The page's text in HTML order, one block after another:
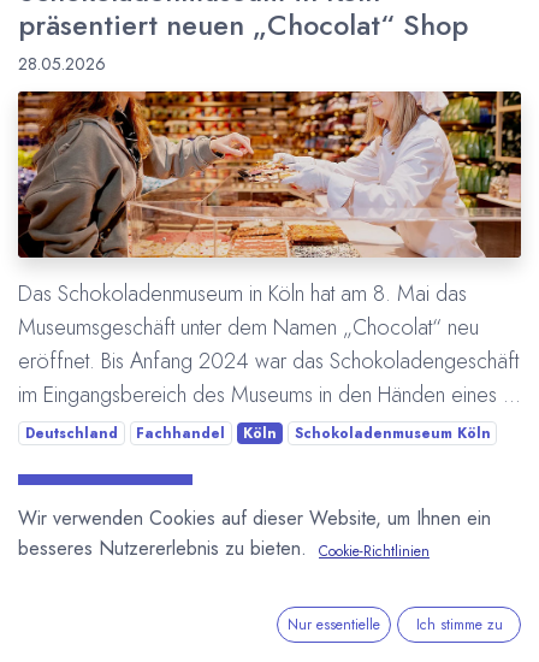
präsentiert neuen „Chocolat“ Shop
28.05.2026
Das Schokoladenmuseum in Köln hat am 8. Mai das
Museumsgeschäft unter dem Namen „Chocolat“ neu
eröffnet. Bis Anfang 2024 war das Schokoladengeschäft
im Eingangsbereich des Museums in den Händen eines ...
Deutschland Fachhandel Köln Schokoladenmuseum Köln
Wir verwenden Cookies auf dieser Website, um Ihnen ein
besseres Nutzererlebnis zu bieten.
Cookie-Richtlinien
Nur essentielle Ich stimme zu